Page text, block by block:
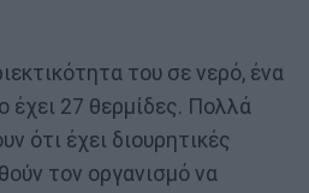
του σε νερό, ένα
έχει 27 θερμίδες. Πολλά
ότι έχει διουρητικές
τον οργανισμό να